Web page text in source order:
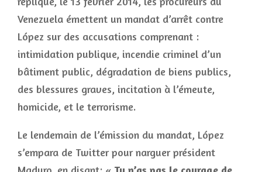
Venezuela émettent un mandat d’arrêt contre
López sur des accusations comprenant :
intimidation publique, incendie criminel d’un
bâtiment public, dégradation de biens publics,
des blessures graves, incitation à l’émeute,
homicide, et le terrorisme.
Le lendemain de l’émission du mandat, López
s’empara de Twitter pour narguer président